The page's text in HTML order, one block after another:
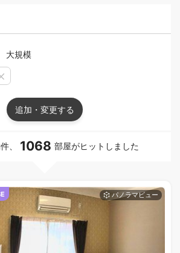
大規模
追加・変更する
、 1068 部屋がヒットしました